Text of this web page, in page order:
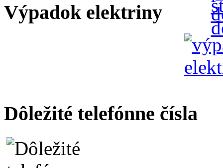
Výpadok elektriny
Dôležité telefónne čísla